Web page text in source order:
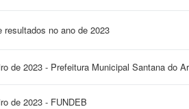
no ano de 2023
de 2023 - Prefeitura Municipal Santana do
de 2023 - FUNDEB